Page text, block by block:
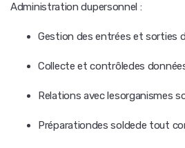
Administration dupersonnel :
Gestion des entrées et sorties
Collecte et contrôledes
Relations avec lesorganismes
Préparationdes soldede tout